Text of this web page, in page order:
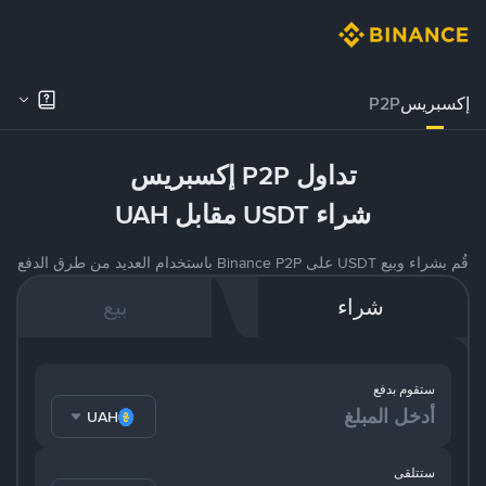
إكسبريسP2P
تداول P2P إكسبريس
شراء USDT مقابل UAH
قُم بشراء وبيع USDT على Binance P2P باستخدام العديد من طرق الدفع
شراء بيع
ستقوم بدفع
UAH
ستتلقى